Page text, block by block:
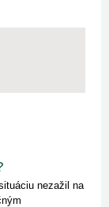
nezažil na